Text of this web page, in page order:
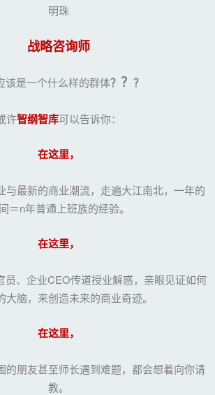
明珠
战略咨询师
该是一个什么样的群体？ ？ ？
许智纲智库可以告诉你：
在这里，
与最新的商业潮流，走遍大江南北，一年的
＝n年普通上班族的经验。
在这里，
员、企业CEO传道授业解惑，亲眼见证如何
大脑，来创造未来的商业奇迹。
在这里，
的朋友甚至师长遇到难题，都会想着向你请
教。